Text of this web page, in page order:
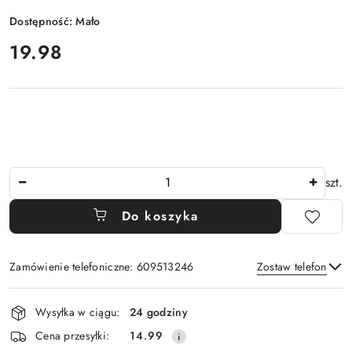
Dostępność:Mało
cena:
19.98
szt.
Do koszyka
Zamówienie telefoniczne: 609513246 Zostaw telefon
Wyślij
Dostępność
i
dostawa
Wysyłka w ciągu:
24 godziny
Cena przesyłki:
14.99